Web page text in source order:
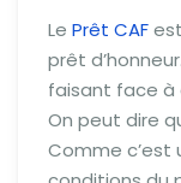
Le Prêt CAF
prêt
faisant face à
On peut dire
Comme c’est